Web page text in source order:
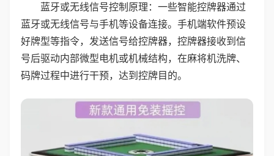
蓝牙或无线信号控制原理：一些智能控牌器通过
蓝牙或无线信号与手机等设备连接。手机端软件预设
好牌型等指令，发送信号给控牌器，控牌器接收到信
号后驱动内部微型电机或机械结构，在麻将机洗牌、
码牌过程中进行干预，达到控牌目的。